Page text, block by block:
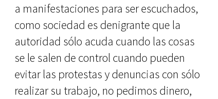
a manifestaciones para ser escuchados,
como sociedad es denigrante que la
autoridad sólo acuda cuando las cosas
se le salen de control cuando pueden
evitar las protestas y denuncias con sólo
realizar su trabajo, no pedimos dinero,